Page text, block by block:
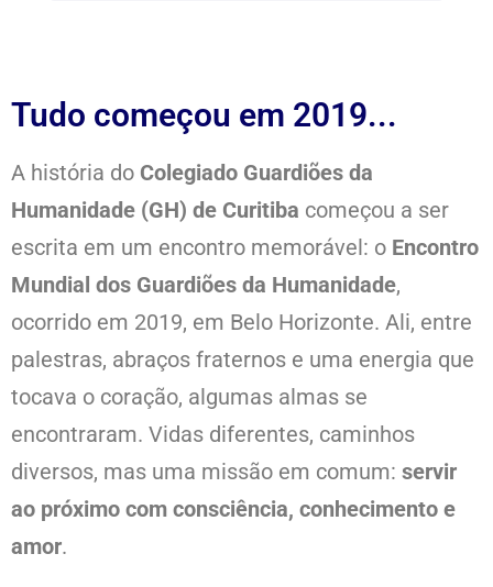
Tudo começou em 2019...
A história do Colegiado Guardiões da
Humanidade (GH) de Curitiba começou a ser
escrita em um encontro memorável: o Encontro
Mundial dos Guardiões da Humanidade,
ocorrido em 2019, em Belo Horizonte. Ali, entre
palestras, abraços fraternos e uma energia que
tocava o coração, algumas almas se
encontraram. Vidas diferentes, caminhos
diversos, mas uma missão em comum: servir
ao próximo com consciência, conhecimento e
amor.